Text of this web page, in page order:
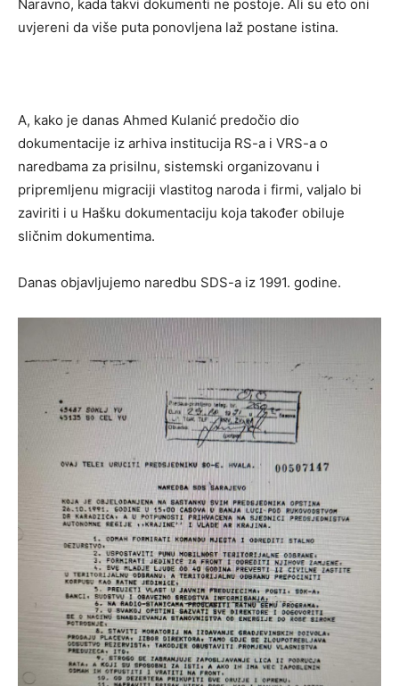
Naravno, kada takvi dokumenti ne postoje. Ali su eto oni
uvjereni da više puta ponovljena laž postane istina.
A, kako je danas Ahmed Kulanić predočio dio
dokumentacije iz arhiva institucija RS-a i VRS-a o
naredbama za prisilnu, sistemski organizovanu i
pripremljenu migraciji vlastitog naroda i firmi, valjalo bi
zaviriti i u Hašku dokumentaciju koja također obiluje
sličnim dokumentima.
Danas objavljujemo naredbu SDS-a iz 1991. godine.